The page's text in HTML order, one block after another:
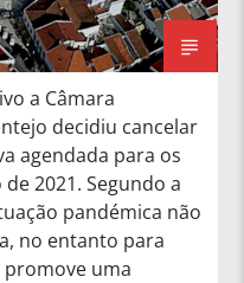
a Câmara
decidiu cancelar
agendada para os
2021. Segundo a
pandémica não
no entanto para
uma